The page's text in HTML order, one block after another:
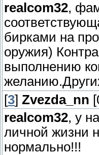
realcom32,
бирками на
оружия)
выполнению
[3] Zvezda_nn
realcom32, у
личной жизни
нормально!!!